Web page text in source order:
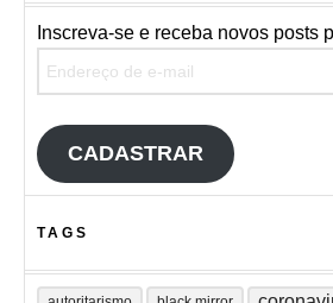
Inscreva-se e receba novos posts
CADASTRAR
TAGS